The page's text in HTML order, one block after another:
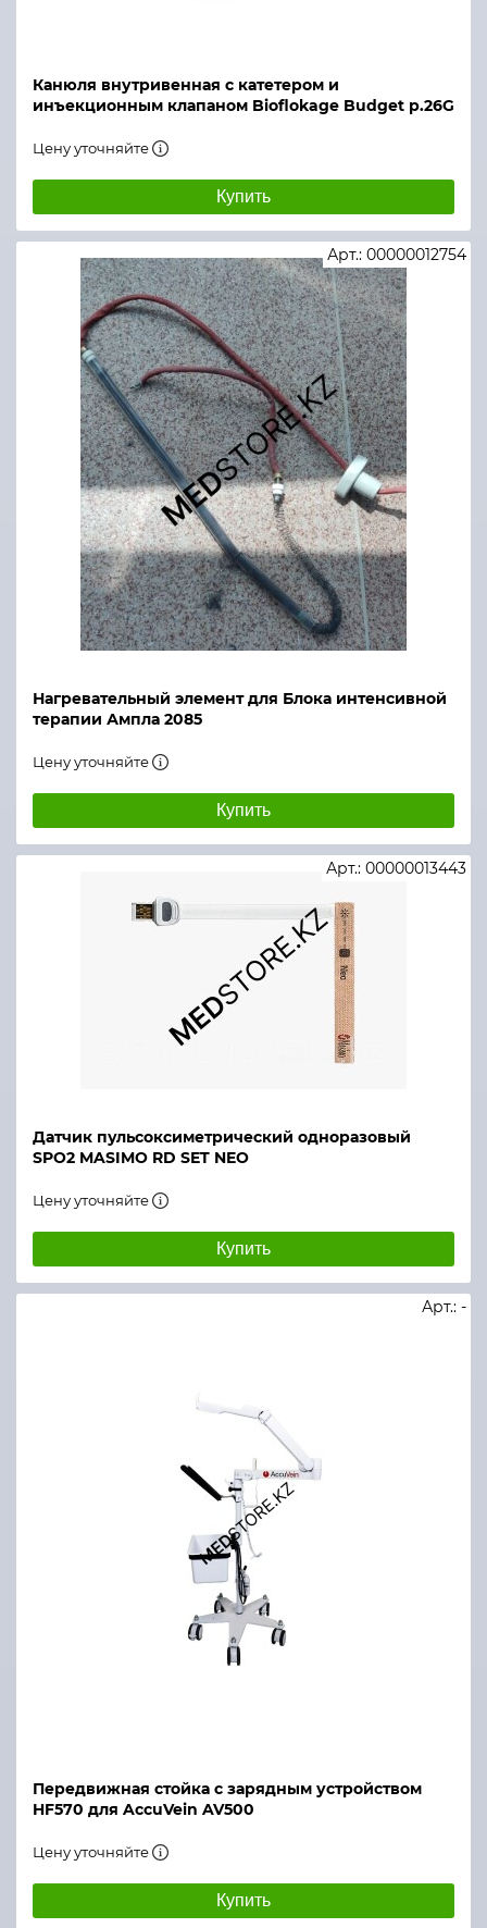
Канюля внутривенная с катетером и
инъекционным клапаном Bioflokage Budget р.26G
Цену уточняйте
Купить
Нагревательный элемент для Блока интенсивной
терапии Ампла 2085
Арт.: 00000012754
Цену уточняйте
Купить
Датчик пульсоксиметрический одноразовый
SPO2 MASIMO RD SET NEO
Арт.: 00000013443
Цену уточняйте
Купить
Передвижная стойка с зарядным устройством
HF570 для AccuVein AV500
Арт.: -
Цену уточняйте
Купить